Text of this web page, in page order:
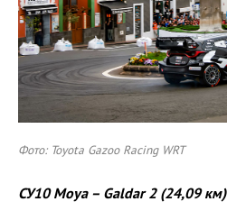
Фото: Toyota Gazoo Racing WRT
СУ10 Moya – Galdar 2 (24,09 км)